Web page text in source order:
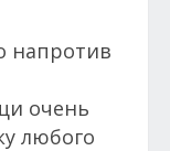
напротив
очень
любого